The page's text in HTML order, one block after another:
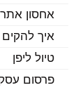
אחסון
איך
טיול ליפן
פרסום